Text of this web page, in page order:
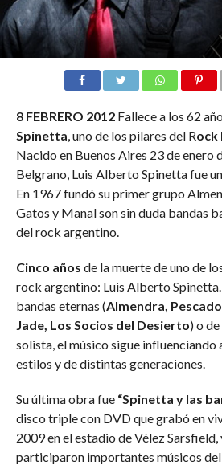
8 FEBRERO 2012Fallece a los 62
Spinetta , uno de los pilares del Rock
Nacido en Buenos Aires 23 de enero
Belgrano, Luis Alberto Spinetta fue
En 1967 fundó su primer grupo
Gatos y Manal son sin duda bandas
del rock argentino.
Cinco años de la muerte de uno de
rock argentino: Luis Alberto Spinetta.
bandas eternas (Almendra,
Jade, Los Socios del Desierto) o
solista, el músico sigue influenciando
estilos y de distintas generaciones.
Su última obra fue “Spinetta y las
disco triple con DVD que grabó en
2009 en el estadio de Vélez Sarsfield,
participaron importantes músicos